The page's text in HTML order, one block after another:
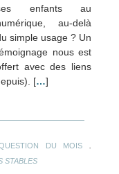
enfants au
au-delà
simple usage ? Un
nous est
avec des liens
[…]
DU MOIS
STABLES